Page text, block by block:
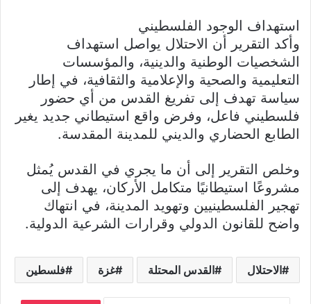
استهداف الوجود الفلسطيني
وأكد التقرير أن الاحتلال يواصل استهداف
الشخصيات الوطنية والدينية، والمؤسسات
التعليمية والصحية والإعلامية والثقافية، في إطار
سياسة تهدف إلى تفريغ القدس من أي حضور
فلسطيني فاعل، وفرض واقع استيطاني جديد يغير
الطابع الحضاري والديني للمدينة المقدسة.
وخلص التقرير إلى أن ما يجري في القدس يُمثل
مشروعًا استيطانيًا متكامل الأركان، يهدف إلى
تهجير الفلسطينيين وتهويد المدينة، في انتهاك
واضح للقانون الدولي وقرارات الشرعية الدولية.
الاحتلال القدس المحتلة غزة فلسطين